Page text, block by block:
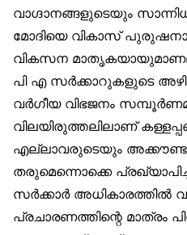
വാഗ്ദാനങ്ങളുടെയും
മോദിയെ വികാസ്
വികസന
പി എ സർക്കാറുകളുടെ
വർഗീയ വിഭജനം
വിലയിരുത്തലിലാണ്
എല്ലാവരുടെയും
തരുമെന്നൊക്കെ
സർക്കാർ അധികാരത്തിൽ
പ്രചാരണത്തിന്റെ മാത്രം